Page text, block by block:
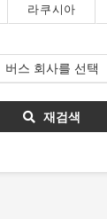
라쿠시아
버스 회사를 선택
재검색